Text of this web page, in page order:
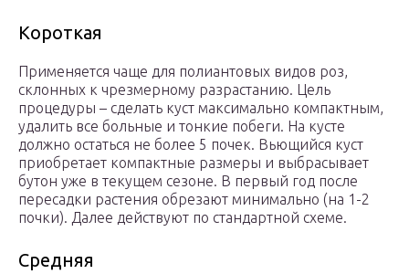
Короткая
Применяется чаще для полиантовых видов роз,
склонных к чрезмерному разрастанию. Цель
процедуры – сделать куст максимально компактным,
удалить все больные и тонкие побеги. На кусте
должно остаться не более 5 почек. Вьющийся куст
приобретает компактные размеры и выбрасывает
бутон уже в текущем сезоне. В первый год после
пересадки растения обрезают минимально (на 1-2
почки). Далее действуют по стандартной схеме.
Средняя